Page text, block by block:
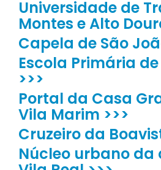
Universidade de
Montes e Alto
Capela de São
Escola Primária
>>>
Portal da Casa
Vila Marim >>>
Cruzeiro da
Núcleo urbano da